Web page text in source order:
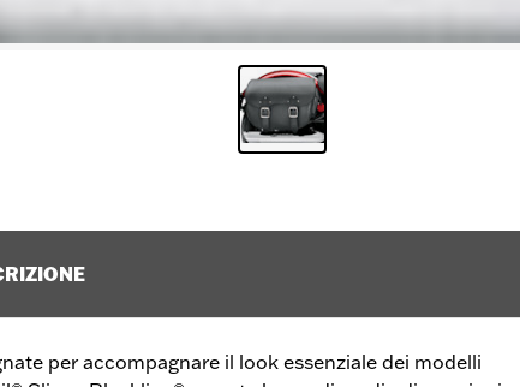
per accompagnare il look essenziale dei modelli